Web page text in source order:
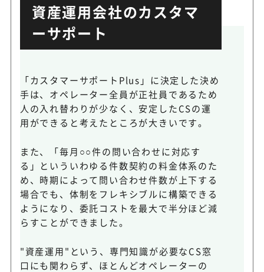
資産運用会社のカスタマ
ーサポート
「カスタマーサポートPlus」に決定した決め
手は、オペレーター全員が正社員であるため
人の入れ替わりが少なく、安定したCSの運
用ができると考えたところが大きいです。
また、「毎月○○件の問い合わせに対応す
る」といういわゆる件数契約の料金体系のた
め、時期によって問い合わせ件数が上下する
場合でも、体制をフレキシブルに構築できる
ようになり、委託コストを最大で半分ほど減
らすことができました。
"資産運用"という、専門知識が必要なCS窓
口にも関わらず、ほとんどオペレーターの